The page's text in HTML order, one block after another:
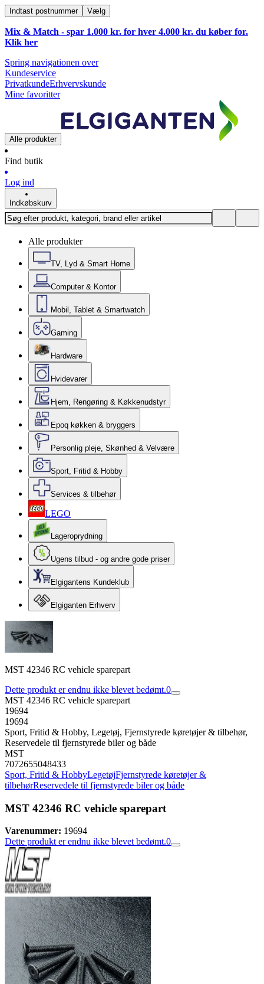
Indtast postnummer Vælg
Mix & Match - spar 1.000 kr. for hver 4.000 kr. du køber for.
Klik her
Spring navigationen over
Kundeservice
PrivatkundeErhvervskunde
Mine favoritter
Alle produkter
Find butik
Log ind
Indkøbskurv
Alle produkter
TV, Lyd & Smart Home
Computer & Kontor
Mobil, Tablet & Smartwatch
Gaming
Hardware
Hvidevarer
Hjem, Rengøring & Køkkenudstyr
Epoq køkken & bryggers
Personlig pleje, Skønhed & Velvære
Sport, Fritid & Hobby
Services & tilbehør
LEGO
Lageroprydning
Ugens tilbud - og andre gode priser
Elgigantens Kundeklub
Elgiganten Erhverv
MST 42346 RC vehicle sparepart
Dette produkt er endnu ikke blevet bedømt.0
MST 42346 RC vehicle sparepart
19694
19694
Sport, Fritid & Hobby, Legetøj, Fjernstyrede køretøjer & tilbehør,
Reservedele til fjernstyrede biler og både
MST
7072655048433
Sport, Fritid & HobbyLegetøjFjernstyrede køretøjer &
tilbehørReservedele til fjernstyrede biler og både
MST 42346 RC vehicle sparepart
Varenummer: 19694
Dette produkt er endnu ikke blevet bedømt.0